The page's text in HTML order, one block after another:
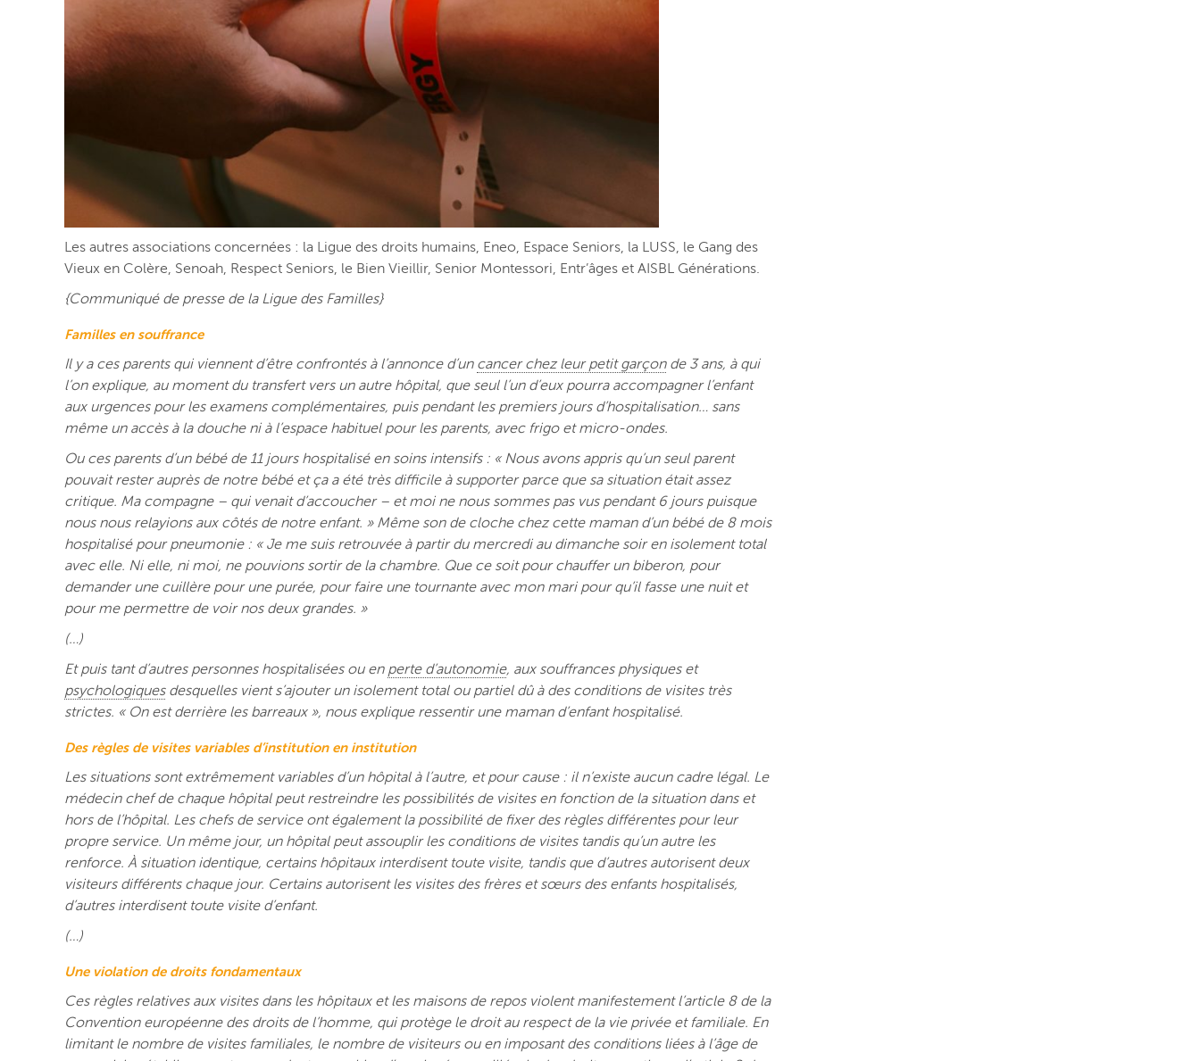
Les autres associations concernées : la Ligue des droits humains, Eneo, Espace Seniors, la LUSS, le Gang des
Vieux en Colère, Senoah, Respect Seniors, le Bien Vieillir, Senior Montessori, Entr’âges et AISBL Générations.
{Communiqué de presse de la Ligue des Familles}
Familles en souffrance
Il y a ces parents qui viennent d’être confrontés à l’annonce d’un cancer chez leur petit garçonde 3 ans, à qui
l’on explique, au moment du transfert vers un autre hôpital, que seul l’un d’eux pourra accompagner l’enfant
aux urgences pour les examens complémentaires, puis pendant les premiers jours d’hospitalisation… sans
même un accès à la douche ni à l’espace habituel pour les parents, avec frigo et micro-ondes.
Ou ces parents d’un bébé de 11 jours hospitalisé en soins intensifs : « Nous avons appris qu’un seul parent
pouvait rester auprès de notre bébé et ça a été très difficile à supporter parce que sa situation était assez
critique. Ma compagne – qui venait d’accoucher – et moi ne nous sommes pas vus pendant 6 jours puisque
nous nous relayions aux côtés de notre enfant. » Même son de cloche chez cette maman d’un bébé de 8 mois
hospitalisé pour pneumonie : « Je me suis retrouvée à partir du mercredi au dimanche soir en isolement total
avec elle. Ni elle, ni moi, ne pouvions sortir de la chambre. Que ce soit pour chauffer un biberon, pour
demander une cuillère pour une purée, pour faire une tournante avec mon mari pour qu’il fasse une nuit et
pour me permettre de voir nos deux grandes. »
(…)
Et puis tant d’autres personnes hospitalisées ou en perte d’autonomie, aux souffrances physiques et
psychologiquesdesquelles vient s’ajouter un isolement total ou partiel dû à des conditions de visites très
strictes. « On est derrière les barreaux », nous explique ressentir une maman d’enfant hospitalisé.
Des règles de visites variables d’institution en institution
Les situations sont extrêmement variables d’un hôpital à l’autre, et pour cause : il n’existe aucun cadre légal. Le
médecin chef de chaque hôpital peut restreindre les possibilités de visites en fonction de la situation dans et
hors de l’hôpital. Les chefs de service ont également la possibilité de fixer des règles différentes pour leur
propre service. Un même jour, un hôpital peut assouplir les conditions de visites tandis qu’un autre les
renforce. À situation identique, certains hôpitaux interdisent toute visite, tandis que d’autres autorisent deux
visiteurs différents chaque jour. Certains autorisent les visites des frères et sœurs des enfants hospitalisés,
d’autres interdisent toute visite d’enfant.
(…)
Une violation de droits fondamentaux
Ces règles relatives aux visites dans les hôpitaux etles maisons de repos violent manifestement l’article 8 de la
Convention européenne des droits de l’homme, qui protège le droit au respect de la vie privée et familiale. En
limitant le nombre de visites familiales, le nombre de visiteurs ou en imposant des conditions liées à l’âge de